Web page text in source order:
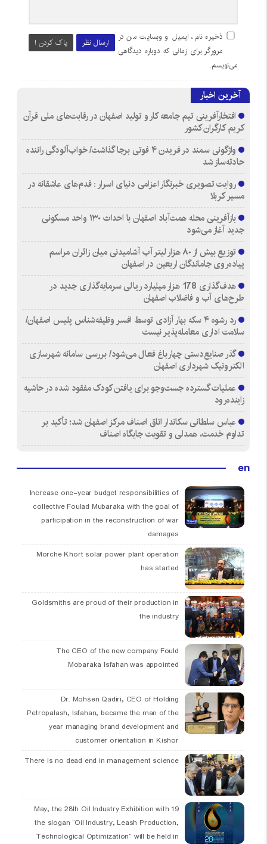
ارسال نظر پاک کردن !
ذخیره نام، ایمیل و وبسایت من در
مرورگر برای زمانی که دوباره دیدگاهی
می‌نویسم.
آخرین اخبار
افتخارآفرینی تیم جامعه کار و تولید اصفهان در رقابت‌های ملی قرآن
کریم کارگران کشور
واژگونی سمند در فریدن ۴ فوتی برجا گذاشت/ خواب‌آلودگی راننده
حادثه‌ساز شد
روایت تصویری خبرنگار اعزامی دنیای اسرار : قدم‌های عاشقانه در
مسیر کربلا
بازآفرینی محله همت‌آباد اصفهان با احداث ۱۳۰ واحد مسکونی
جدید آغاز می‌شود
توزیع بیش از ۸۰ هزار لیتر آب آشامیدنی میان زائران مراسم
پیاده‌روی جاماندگان اربعین در اصفهان
هدف‌گذاری 178 هزار میلیارد ریالی سرمایه‌گذاری جدید در
طرح‌های آب و فاضلاب اصفهان
رد رشوه ۴ سکه بهار آزادی توسط افسر وظیفه‌شناس پلیس اصفهان/
سلامت اداری معامله‌پذیر نیست
گذر صنایع‌دستی چهارباغ فعال می‌شود/ بررسی سامانه شهرسازی
الکترونیک شهرداری اصفهان
عملیات گسترده جست‌وجو برای یافتن کودک مفقود شده در حاشیه
زاینده‌رود
عباس سلطانی سکاندار اتاق اصناف مرکز اصفهان شد؛ تأکید بر
تداوم خدمت، همدلی و تقویت جایگاه اصناف
en
Increase one-year budget responsibilities of
collective Foulad Mubaraka with the goal of
participation in the reconstruction of war
damages
Morche Khort solar power plant operation
has started
Goldsmiths are proud of their production in
the industry
The CEO of the new company Fould
Mobaraka Isfahan was appointed
Dr. Mohsen Qadiri, CEO of Holding
Petropalash, Isfahan, became the man of the
year managing brand development and
customer orientation in Kishor
There is no dead end in management science
19 May, the 28th Oil Industry Exhibition with
the slogan “Oil Industry, Leash Production,
Technological Optimization” will be held in